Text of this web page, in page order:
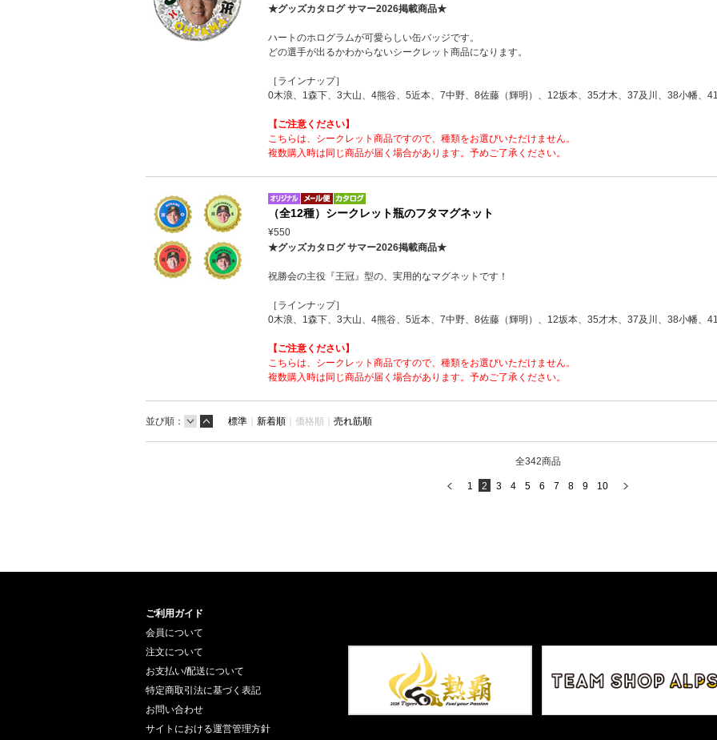
★グッズカタログ サマー2026掲載商品★
ハートのホログラムが可愛らしい缶バッジです。
どの選手が出るかわからないシークレット商品になります。
［ラインナップ］
0木浪、1森下、3大山、4熊谷、5近本、7中野、8佐藤（輝明）、12坂本、35才木、37及川、38小幡、
【ご注意ください】
こちらは、シークレット商品ですので、種類をお選びいただけません。
複数購入時は同じ商品が届く場合があります。予めご了承ください。
（全12種）シークレット瓶のフタマグネット
¥550
★グッズカタログ サマー2026掲載商品★
祝勝会の主役『王冠』型の、実用的なマグネットです！
［ラインナップ］
0木浪、1森下、3大山、4熊谷、5近本、7中野、8佐藤（輝明）、12坂本、35才木、37及川、38小幡、
【ご注意ください】
こちらは、シークレット商品ですので、種類をお選びいただけません。
複数購入時は同じ商品が届く場合があります。予めご了承ください。
並び順： 標準 ｜ 新着順 ｜ 価格順｜ 売れ筋順
全342商品
1 2 3 4 5 6 7 8 9 10
ご利用ガイド
会員について
注文について
お支払い/配送について
特定商取引法に基づく表記
お問い合わせ
サイトにおける運営管理方針